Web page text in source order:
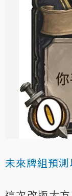
未來牌組預